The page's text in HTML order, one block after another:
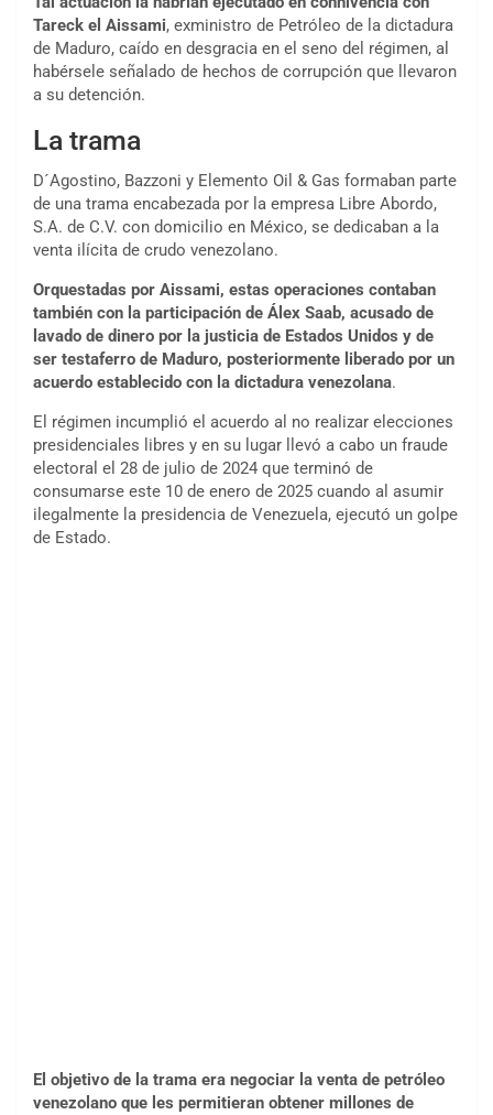
Tareck el Aissami, exministro de Petróleo de la dictadura
de Maduro, caído en desgracia en el seno del régimen, al
habérsele señalado de hechos de corrupción que llevaron
a su detención.
La trama
D´Agostino, Bazzoni y Elemento Oil & Gas formaban parte
de una trama encabezada por la empresa Libre Abordo,
S.A. de C.V. con domicilio en México, se dedicaban a la
venta ilícita de crudo venezolano.
Orquestadas por Aissami, estas operaciones contaban
también con la participación de Álex Saab, acusado de
lavado de dinero por la justicia de Estados Unidos y de
ser testaferro de Maduro, posteriormente liberado por un
acuerdo establecido con la dictadura venezolana.
El régimen incumplió el acuerdo al no realizar elecciones
presidenciales libres y en su lugar llevó a cabo un fraude
electoral el 28 de julio de 2024 que terminó de
consumarse este 10 de enero de 2025 cuando al asumir
ilegalmente la presidencia de Venezuela, ejecutó un golpe
de Estado.
El objetivo de la trama era negociar la venta de petróleo
venezolano que les permitieran obtener millones de